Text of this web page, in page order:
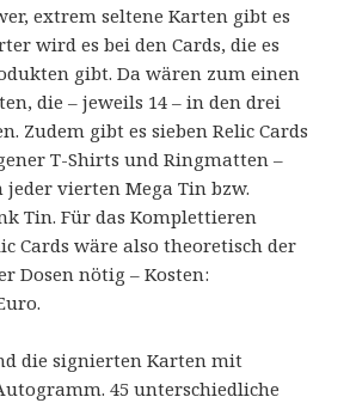
extrem seltene Karten gibt es
wird es bei den Cards, die es
gibt. Da wären zum einen
die – jeweils 14 – in den drei
Zudem gibt es sieben Relic Cards
T-Shirts und Ringmatten –
vierten Mega Tin bzw.
Tin. Für das Komplettieren
Cards wäre also theoretisch der
Dosen nötig – Kosten:
die signierten Karten mit
45 unterschiedliche